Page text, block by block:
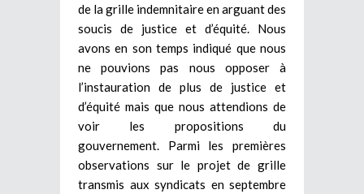
de la grille indemnitaire en arguant des
soucis de justice et d’équité. Nous
avons en son temps indiqué que nous
ne pouvions pas nous opposer à
l’instauration de plus de justice et
d’équité mais que nous attendions de
voir les propositions du
gouvernement. Parmi les premières
observations sur le projet de grille
transmis aux syndicats en septembre